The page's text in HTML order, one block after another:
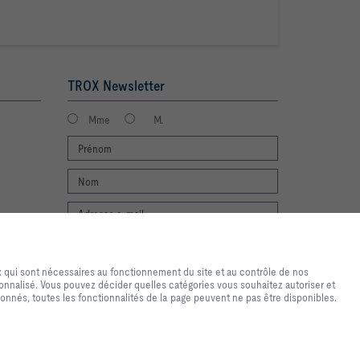
TROX Newsletter
Mme M.
navigation et d'achat de
uniquement à des fins
Vous pouvez
paramètres d'utilisation des
Vous pouvez modifier
sont nécessaires au fonctionnement du site et au contrôle de nos
Vous pouvez décider quelles catégories vous souhaitez autoriser et
toutes les fonctionnalités de la page peuvent ne pas être disponibles.